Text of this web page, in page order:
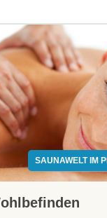
SAUNAWELT IM